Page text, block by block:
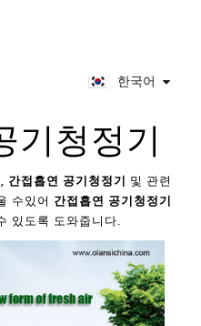
한국어
기청정기
간접흡연 공기청정기 및 관련
수있어 간접흡연 공기청정기
있도록 도와줍니다.